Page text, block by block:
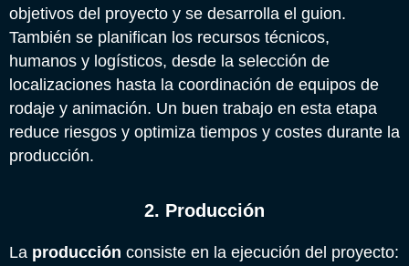
objetivos del proyecto y se desarrolla el guion.
También se planifican los recursos técnicos,
humanos y logísticos, desde la selección de
localizaciones hasta la coordinación de equipos de
rodaje y animación. Un buen trabajo en esta etapa
reduce riesgos y optimiza tiempos y costes durante la
producción.
2. Producción
La producción consiste en la ejecución del proyecto: